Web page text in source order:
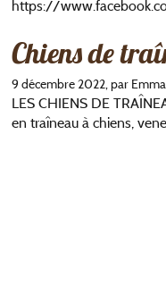
https://
Chiens de
9 décembre 2022, par
LES CHIENS DE
en traîneau à chiens,